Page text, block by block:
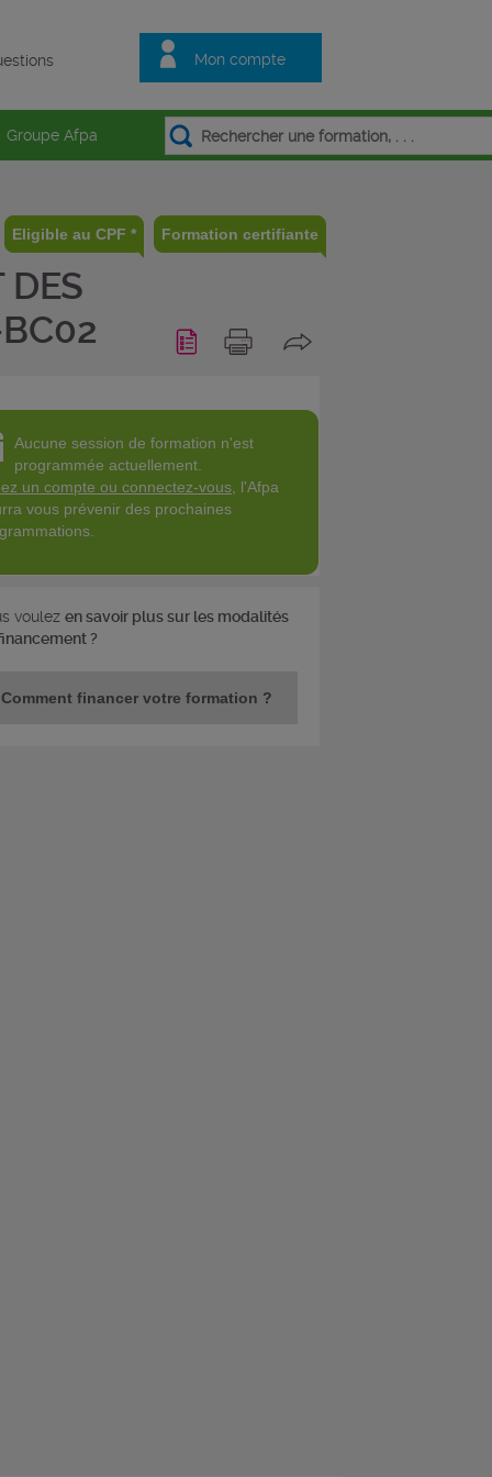
Mon compte
Groupe Afpa
Eligible au CPF * Formation certifiante
Aucune session de formation n'est
programmée actuellement.
un compte ou connectez-vous , l'Afpa
vous prévenir des prochaines
voulezen savoir plus sur les modalités
?
Comment financer votre formation ?